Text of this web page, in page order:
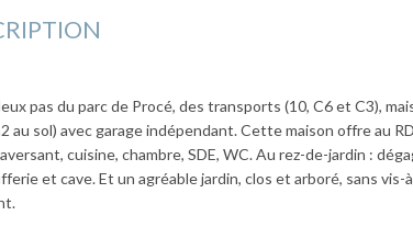
pas du parc de Procé, des transports (10, C6 et C3),
au sol) avec garage indépendant. Cette maison offre au
cuisine, chambre, SDE, WC. Au rez-de-jardin :
et cave. Et un agréable jardin, clos et arboré, sans